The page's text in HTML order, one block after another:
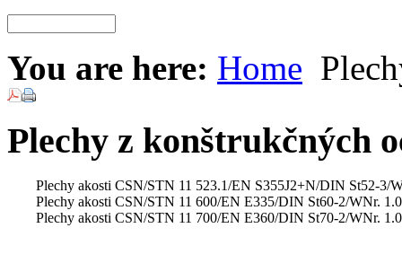
You are here: Home
Plechy z konštrukčných
Plechy akosti CSN/STN 11 523.1/EN S355J2+N/DIN St52-3/
Plechy akosti CSN/STN 11 600/EN E335/DIN St60-2/WNr.
Plechy akosti CSN/STN 11 700/EN E360/DIN St70-2/WNr.